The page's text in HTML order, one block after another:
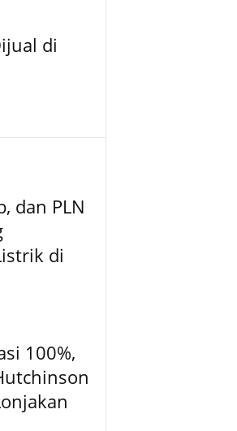
di
dan PLN
di
100%,